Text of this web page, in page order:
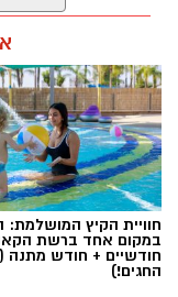
תגים:משטרה
חוויית הקיץ המושלמת:
במקום אחד ברשת
חודשיים + חודש מתנה
החגים!)